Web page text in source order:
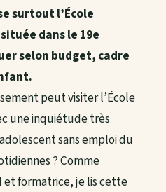
surtout l’École
dans le 19e
selon budget, cadre
peut visiter l’École
une inquiétude très
sans emploi du
? Comme
et formatrice, je lis cette